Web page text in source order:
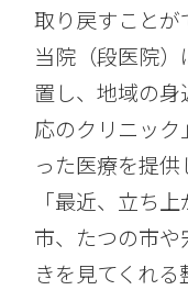
取り戻すことが
当院（段医院
置し、地域の
応のクリニッ
った医療を提供
「最近、立ち
市、たつの市
きを見てくれ